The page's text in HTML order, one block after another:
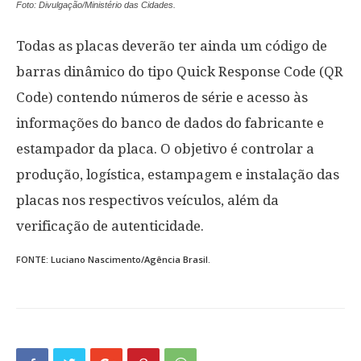
Foto: Divulgação/Ministério das Cidades.
Todas as placas deverão ter ainda um código de
barras dinâmico do tipo Quick Response Code (QR
Code) contendo números de série e acesso às
informações do banco de dados do fabricante e
estampador da placa. O objetivo é controlar a
produção, logística, estampagem e instalação das
placas nos respectivos veículos, além da
verificação de autenticidade.
FONTE: Luciano Nascimento/Agência Brasil.